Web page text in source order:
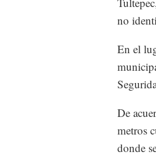
no
En el
De
metros
donde